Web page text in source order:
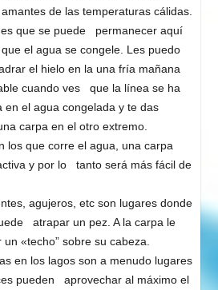
de las temperaturas cálidas.
que se puede permanecer aquí
el agua se congele. Les puedo
el hielo en la una fría mañana
cuando ves que la línea se ha
en el agua congelada y te das
carpa en el otro extremo.
los que corre el agua, una carpa
y por lo tanto será más fácil de
agujeros, etc son lugares donde
atrapar un pez. A la carpa le
«techo” sobre su cabeza.
en los lagos son a menudo lugares
pueden aprovechar al máximo el